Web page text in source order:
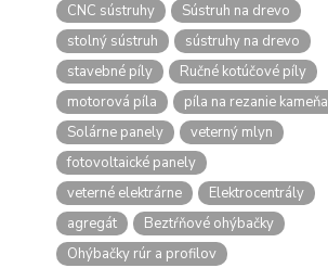
CNC sústruhy
Sústruh na drevo
stolný sústruh
sústruhy na drevo
stavebné píly
Ručné kotúčové píly
motorová píla
píla na rezanie kameňa
Solárne panely
veterný mlyn
fotovoltaické panely
veterné elektrárne
Elektrocentrály
agregát
Beztŕňové ohýbačky
Ohýbačky rúr a profilov